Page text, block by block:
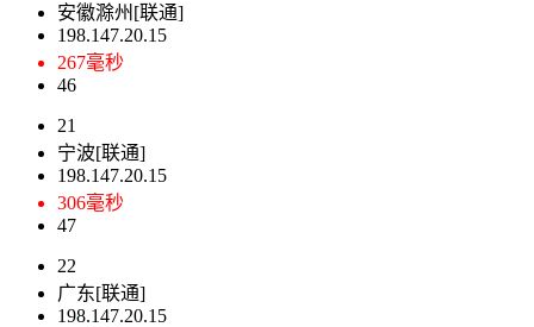
安徽滁州[联通]
198.147.20.15
267毫秒
46
21
宁波[联通]
198.147.20.15
306毫秒
47
22
广东[联通]
198.147.20.15